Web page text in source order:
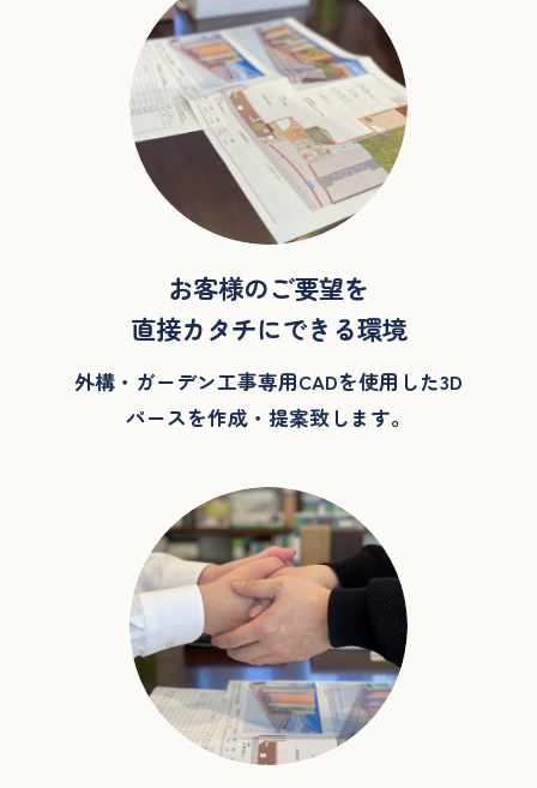
お客様のご要望を
直接カタチにできる環境
外構・ガーデン工事専用CADを使用した3D
パースを作成・提案致します。